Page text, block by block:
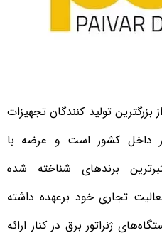
تولید کنندگان تجهیزات
در داخل کشور است و عرضه با
برندهای شناخته شده
را در طول 50 سال فعالیت تجاری خود برعهده داشته
ژنراتور برق در کنار ارائه